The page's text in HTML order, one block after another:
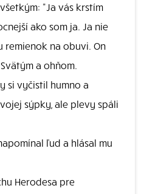
"Ja vás krstím
ako som ja. Ja nie
remienok na obuvi. On
a ohňom.
si vyčistil humno a
sýpky, ale plevy spáli
ľud a hlásal mu
Herodesa pre